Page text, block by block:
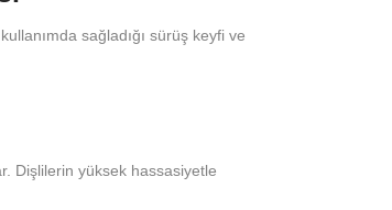
sağladığı sürüş keyfi ve
Dişlilerin yüksek hassasiyetle